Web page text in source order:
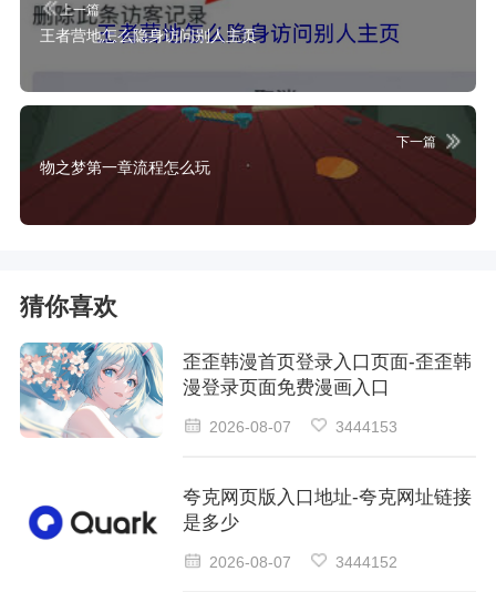
上一篇
王者营地怎么隐身访问别人主页
下一篇
物之梦第一章流程怎么玩
猜你喜欢
歪歪韩漫首页登录入口页面-歪歪韩
漫登录页面免费漫画入口
2026-08-07 3444153
夸克网页版入口地址-夸克网址链接
是多少
2026-08-07 3444152